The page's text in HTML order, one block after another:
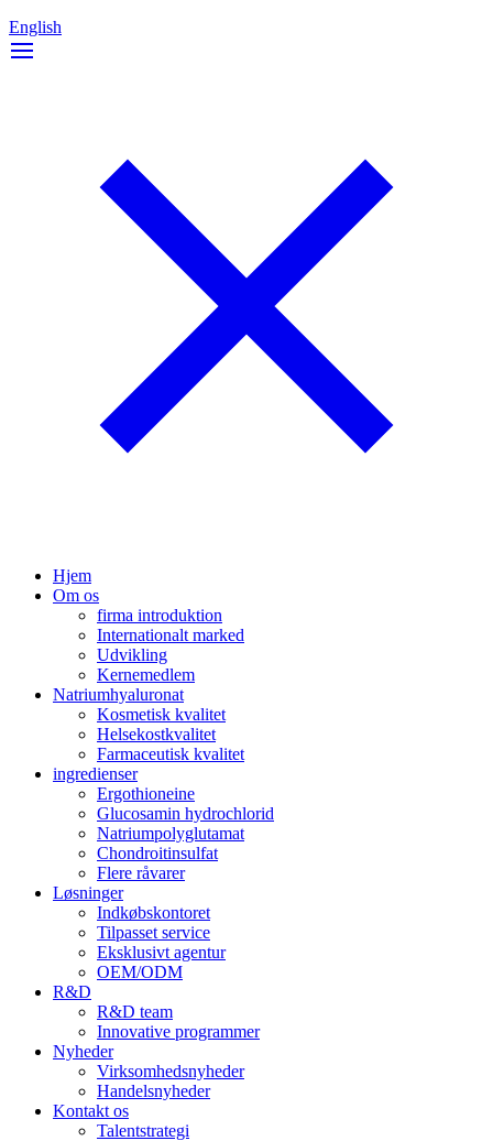
English
Hjem
Om os
firma introduktion
Internationalt marked
Udvikling
Kernemedlem
Natriumhyaluronat
Kosmetisk kvalitet
Helsekostkvalitet
Farmaceutisk kvalitet
ingredienser
Ergothioneine
Glucosamin hydrochlorid
Natriumpolyglutamat
Chondroitinsulfat
Flere råvarer
Løsninger
Indkøbskontoret
Tilpasset service
Eksklusivt agentur
OEM/ODM
R&D
R&D team
Innovative programmer
Nyheder
Virksomhedsnyheder
Handelsnyheder
Kontakt os
Talentstrategi